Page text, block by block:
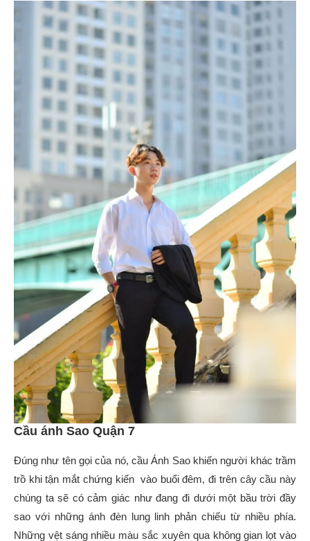
Cầu ánh Sao Quận 7
Đúng như tên gọi của nó, cầu Ánh Sao khiến người khác trầm
trồ khi tận mắt chứng kiến vào buổi đêm, đi trên cây cầu này
chúng ta sẽ có cảm giác như đang đi dưới một bầu trời đầy
sao với những ánh đèn lung linh phản chiếu từ nhiều phía.
Những vệt sáng nhiều màu sắc xuyên qua không gian lọt vào